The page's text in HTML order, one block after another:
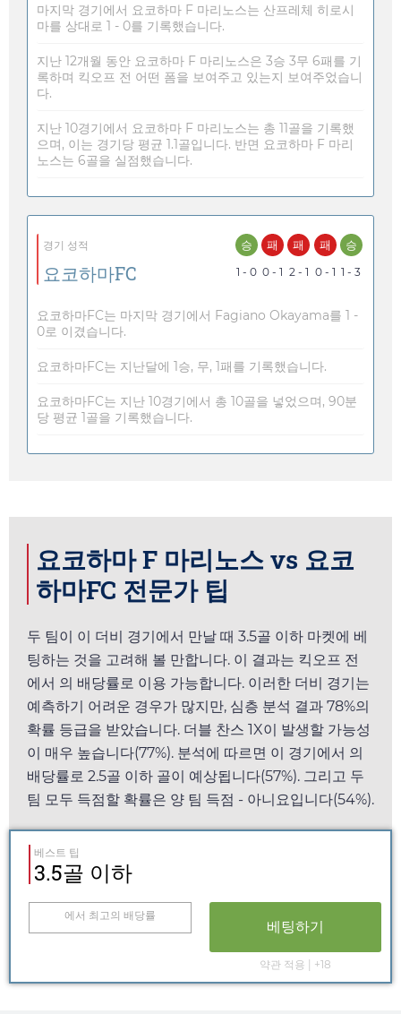
마지막 경기에서 요코하마 F 마리노스는 산프레체 히로시
마를 상대로 1 - 0를 기록했습니다.
지난 12개월 동안 요코하마 F 마리노스은 3승 3무 6패를 기
록하며 킥오프 전 어떤 폼을 보여주고 있는지 보여주었습니
다.
지난 10경기에서 요코하마 F 마리노스는 총 11골을 기록했
으며, 이는 경기당 평균 1.1골입니다. 반면 요코하마 F 마리
노스는 6골을 실점했습니다.
경기 성적
요코하마FC
승
1 - 0
패
0 - 1
패
2 - 1
패
0 - 1
승
1 - 3
요코하마FC는 마지막 경기에서 Fagiano Okayama를 1 -
0로 이겼습니다.
요코하마FC는 지난달에 1승, 무, 1패를 기록했습니다.
요코하마FC는 지난 10경기에서 총 10골을 넣었으며, 90분
당 평균 1골을 기록했습니다.
요코하마 F 마리노스 vs 요코
하마FC 전문가 팁
두 팀이 이 더비 경기에서 만날 때 3.5골 이하 마켓에 베
팅하는 것을 고려해 볼 만합니다. 이 결과는 킥오프 전
에서 의 배당률로 이용 가능합니다. 이러한 더비 경기는
예측하기 어려운 경우가 많지만, 심층 분석 결과 78%의
확률 등급을 받았습니다. 더블 찬스 1X이 발생할 가능성
이 매우 높습니다(77%). 분석에 따르면 이 경기에서 의
배당률로 2.5골 이하 골이 예상됩니다(57%). 그리고 두
팀 모두 득점할 확률은 양 팀 득점 - 아니요입니다(54%).
베스트 팁
3.5골 이하
에서 최고의 배당률
베팅하기
약관 적용 | +18